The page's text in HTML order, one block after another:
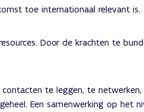
toe internationaal relevant is.
Door de krachten te
te leggen, te
Een samenwerking op het